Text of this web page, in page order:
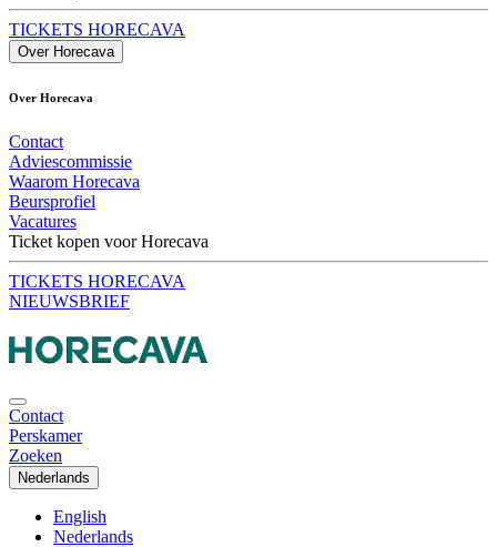
TICKETS HORECAVA
Over Horecava
Over Horecava
Contact
Adviescommissie
Waarom Horecava
Beursprofiel
Vacatures
Ticket kopen voor Horecava
TICKETS HORECAVA
NIEUWSBRIEF
Contact
Perskamer
Zoeken
Nederlands
English
Nederlands